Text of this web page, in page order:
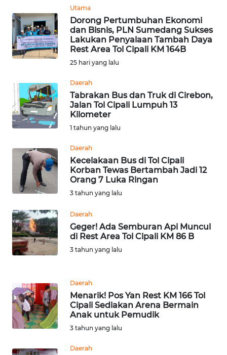
Utama
Dorong Pertumbuhan Ekonomi
dan Bisnis, PLN Sumedang Sukses
Lakukan Penyalaan Tambah Daya
Rest Area Tol Cipali KM 164B
25 hari yang lalu
Daerah
Tabrakan Bus dan Truk di Cirebon,
Jalan Tol Cipali Lumpuh 13
Kilometer
1 tahun yang lalu
Daerah
Kecelakaan Bus di Tol Cipali
Korban Tewas Bertambah Jadi 12
Orang 7 Luka Ringan
3 tahun yang lalu
Daerah
Geger! Ada Semburan Api Muncul
di Rest Area Tol Cipali KM 86 B
3 tahun yang lalu
Daerah
Menarik! Pos Yan Rest KM 166 Tol
Cipali Sediakan Arena Bermain
Anak untuk Pemudik
3 tahun yang lalu
Daerah
OPINI
PRIANGAN
SUKABUMI
PURWAKARTA
Informasi
INDEKS
BERITA
KAMI
INFO
IKLAN
TENTANG
KAMI
PEDOMAN
MEDIA